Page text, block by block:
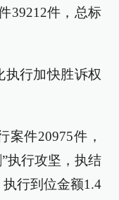
39212件，总标
执行加快胜诉权
件20975件，
执行攻坚，执结
行到位金额1.4